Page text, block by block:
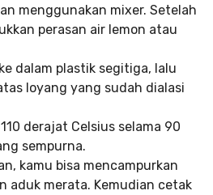
menggunakan mixer. Setelah
perasan air lemon atau
dalam plastik segitiga, lalu
loyang yang sudah dialasi
derajat Celsius selama 90
sempurna.
kamu bisa mencampurkan
aduk merata. Kemudian cetak